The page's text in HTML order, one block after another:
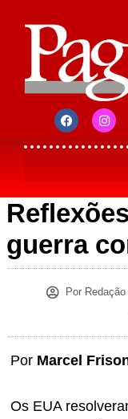
guerra
Por
Por Marcel
Os EUA